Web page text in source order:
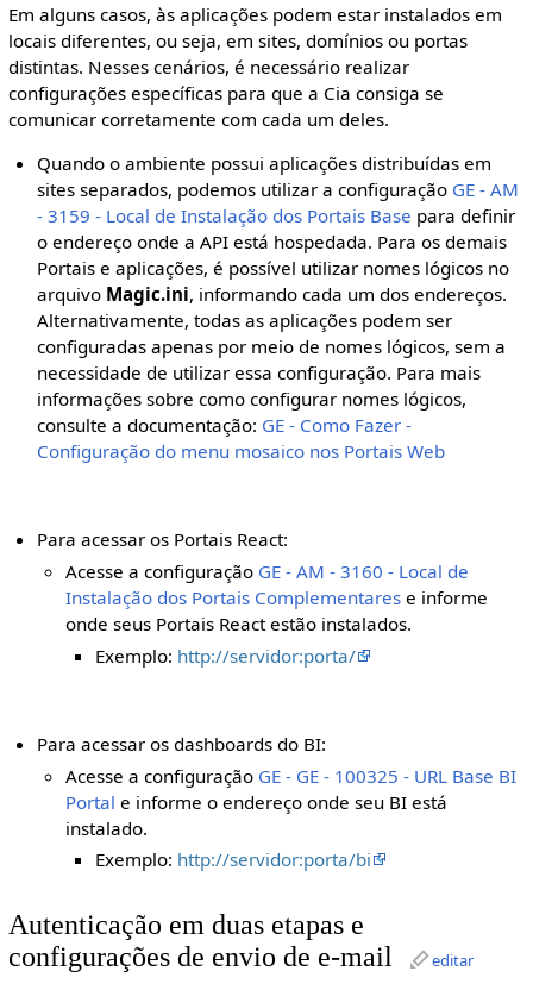
Em alguns casos, às aplicações podem estar instalados em
locais diferentes, ou seja, em sites, domínios ou portas
distintas. Nesses cenários, é necessário realizar
configurações específicas para que a Cia consiga se
comunicar corretamente com cada um deles.
Quando o ambiente possui aplicações distribuídas em
sites separados, podemos utilizar a configuração GE - AM
- 3159 - Local de Instalação dos Portais Base para definir
o endereço onde a API está hospedada. Para os demais
Portais e aplicações, é possível utilizar nomes lógicos no
arquivo Magic.ini, informando cada um dos endereços.
Alternativamente, todas as aplicações podem ser
configuradas apenas por meio de nomes lógicos, sem a
necessidade de utilizar essa configuração. Para mais
informações sobre como configurar nomes lógicos,
consulte a documentação: GE - Como Fazer -
Configuração do menu mosaico nos Portais Web
Para acessar os Portais React:
Acesse a configuração GE - AM - 3160 - Local de
Instalação dos Portais Complementares e informe
onde seus Portais React estão instalados.
Exemplo: http://servidor:porta/
Para acessar os dashboards do BI:
Acesse a configuração GE - GE - 100325 - URL Base BI
Portal e informe o endereço onde seu BI está
instalado.
Exemplo: http://servidor:porta/bi
Autenticação em duas etapas e
configurações de envio de e-mail
editar